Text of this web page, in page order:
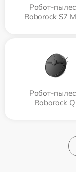
Робот-
Roborock S7
Робот-
Roborock